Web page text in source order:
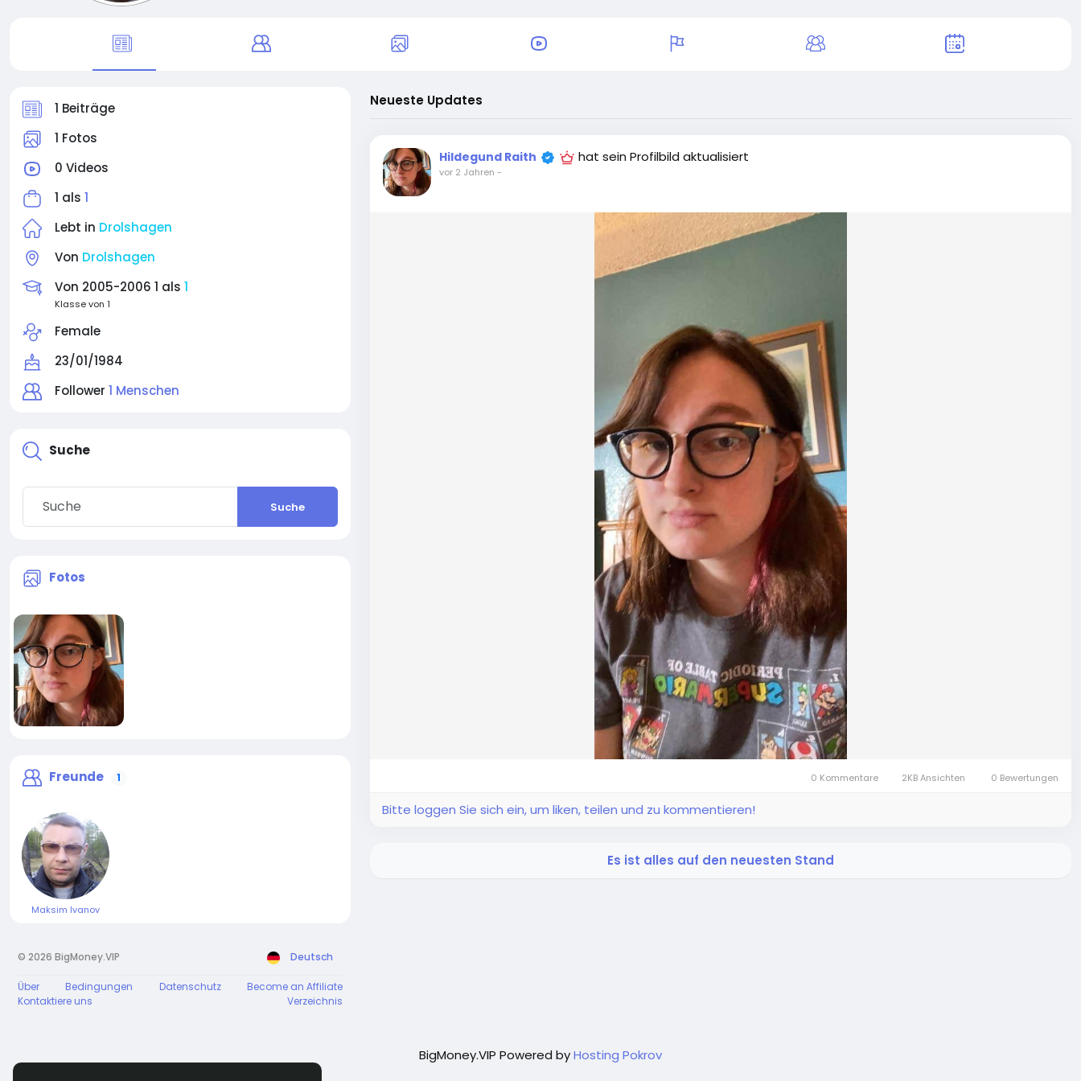
1 Beiträge
1 Fotos
0 Videos
1 als 1
Lebt in Drolshagen
Von Drolshagen
Von 2005-2006 1 als 1
Klasse von 1
Female
23/01/1984
Follower 1 Menschen
Suche
Suche
Fotos
Freunde 1
Maksim Ivanov
© 2026 BigMoney.VIP Deutsch
Über Bedingungen Datenschutz
Become an Affiliate
Kontaktiere uns
Verzeichnis
Neueste Updates
Hildegund Raith hat sein Profilbild aktualisiert
vor 2 Jahren -
0 Kommentare 2KB Ansichten 0 Bewertungen
Bitte loggen Sie sich ein, um liken, teilen und zu kommentieren!
Es ist alles auf den neuesten Stand
BigMoney.VIP Powered byHosting Pokrov